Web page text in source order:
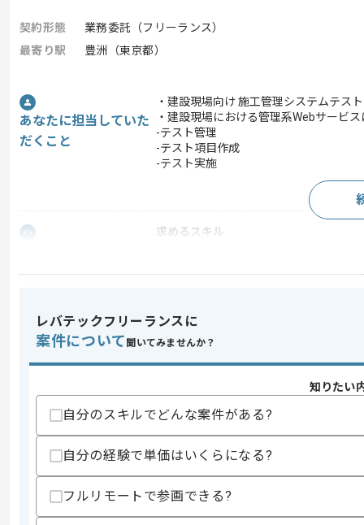
契約形態
業務委託（フリーランス）
最寄り駅
豊洲（東京都）
あなたに担当していた
だくこと
・建設現場向け 施工管理システムテス
・建設現場における管理系Webサービ
-テスト管理
-テスト項目作成
-テスト実施
求めるスキル
精算・お支払い
精算基準時間
140時間〜180時間
支払いサイト
その他募集要項
商談回数
募集人数
1人
レバテックフリーランスに
案件について 聞いてみませんか？
知りたい
自分のスキルでどんな案件がある?
自分の経験で単価はいくらになる?
フルリモートで参画できる?